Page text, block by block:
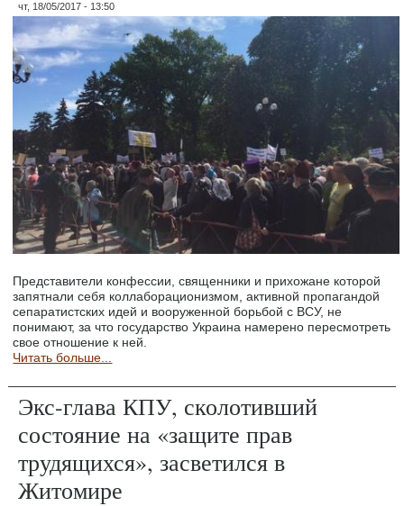
чт, 18/05/2017 - 13:50
Представители конфессии, священники и прихожане которой
запятнали себя коллаборационизмом, активной пропагандой
сепаратистских идей и вооруженной борьбой с ВСУ, не
понимают, за что государство Украина намерено пересмотреть
свое отношение к ней.
Читать больше...
Экс-глава КПУ, сколотивший
состояние на «защите прав
трудящихся», засветился в
Житомире